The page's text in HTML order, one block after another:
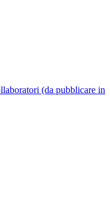
(da pubblicare in